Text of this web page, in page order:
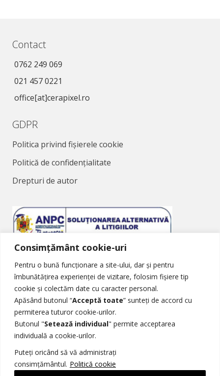
Consimțământ cookie-uri
Pentru o bună funcționare a site-ului, dar și pentru
îmbunătățirea experienței de vizitare, folosim fișiere tip
cookie și colectăm date cu caracter personal.
Apăsând butonul “Acceptă toate” sunteți de accord cu
permiterea tuturor cookie-urilor.
Butonul "Setează individual" permite acceptarea
individuală a cookie-urilor.
Puteți oricând să vă administrați
consimțământul. Politică cookie
Contact
0762 249 069
021 457 0221
office[at]cerapixel.ro
GDPR
Politica privind fișierele cookie
Politică de confidențialitate
Drepturi de autor
Soluționarea Alternativă a Litigiilor
Soluționarea Online a Litigiilor